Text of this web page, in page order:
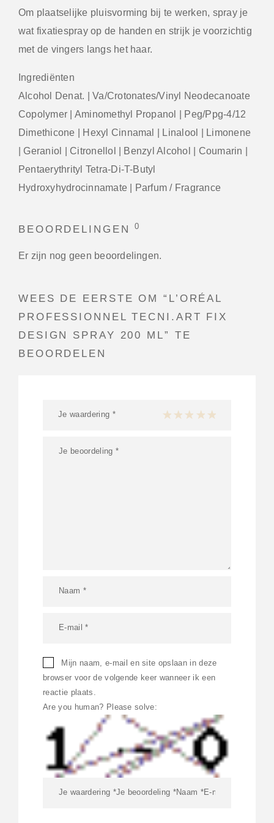
Om plaatselijke pluisvorming bij te werken, spray je
wat fixatiespray op de handen en strijk je voorzichtig
met de vingers langs het haar.
Ingrediënten
Alcohol Denat. | Va/Crotonates/Vinyl Neodecanoate
Copolymer | Aminomethyl Propanol | Peg/Ppg-4/12
Dimethicone | Hexyl Cinnamal | Linalool | Limonene
| Geraniol | Citronellol | Benzyl Alcohol | Coumarin |
Pentaerythrityl Tetra-Di-T-Butyl
Hydroxyhydrocinnamate | Parfum / Fragrance
BEOORDELINGEN0
Er zijn nog geen beoordelingen.
WEES DE EERSTE OM “L’ORÉAL
PROFESSIONNEL TECNI.ART FIX
DESIGN SPRAY 200 ML” TE
BEOORDELEN
Je waardering * 1 van de 5 sterren
2 van de 5 sterren
3 van de 5 sterren
4 van de 5 sterren
Mijn naam, e-mail en site opslaan in deze
browser voor de volgende keer wanneer ik een
reactie plaats.
Are you human? Please solve: